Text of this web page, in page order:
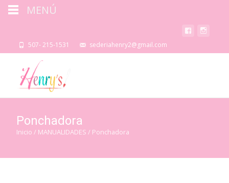
507- 215-1531 sederiahenry2@gmail.com
Ponchadora
Inicio / MANUALIDADES / Ponchadora
MENÚ